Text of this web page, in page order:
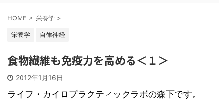
HOME > 栄養学 >
栄養学 自律神経
食物繊維も免疫力を高める＜１＞
2012年1月16日
ライフ・カイロプラクティックラボの森下です。